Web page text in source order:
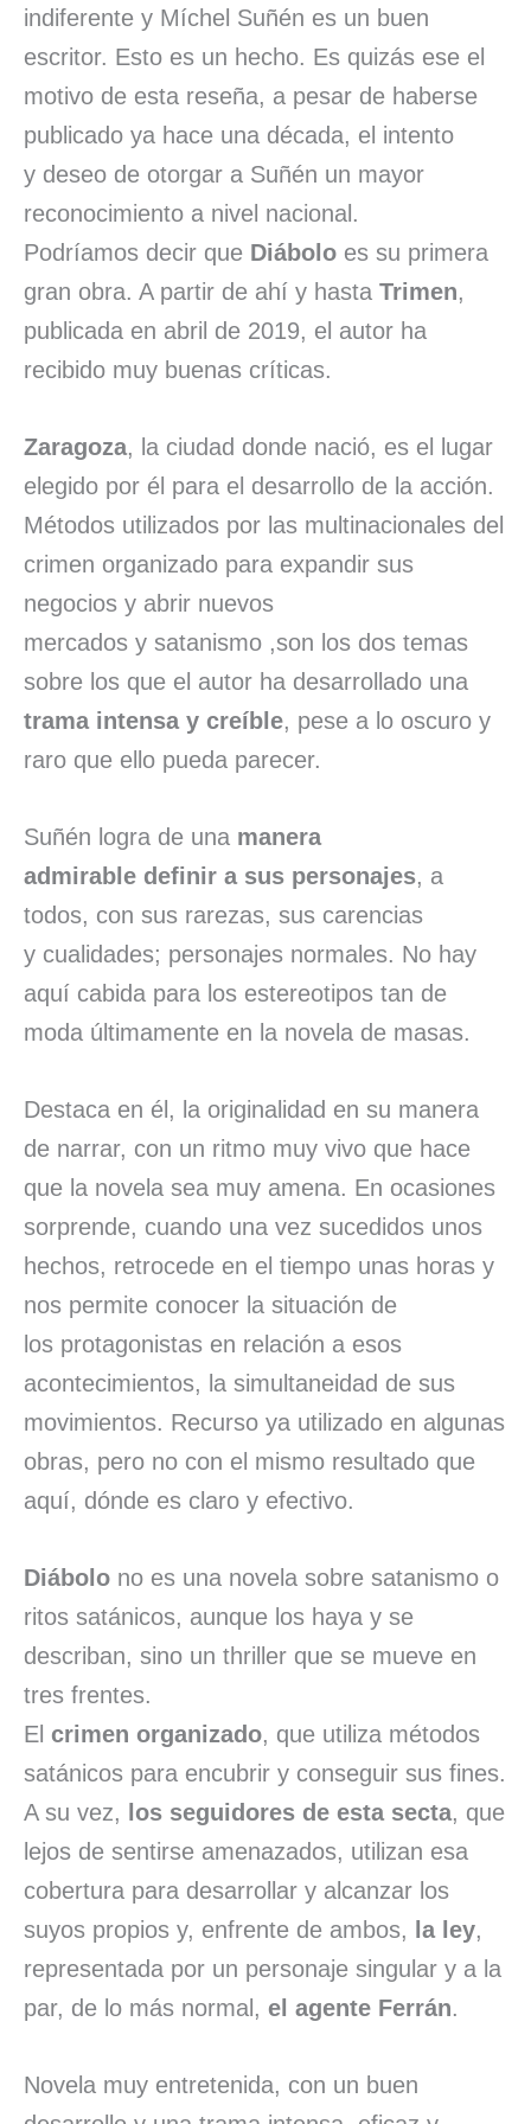
indiferente y Míchel Suñén es un buen
escritor. Esto es un hecho. Es quizás ese el
motivo de esta reseña, a pesar de haberse
publicado ya hace una década, el intento
y deseo de otorgar a Suñén un mayor
reconocimiento a nivel nacional.
Podríamos decir que Diábolo es su primera
gran obra. A partir de ahí y hasta Trimen,
publicada en abril de 2019, el autor ha
recibido muy buenas críticas.
Zaragoza, la ciudad donde nació, es el lugar
elegido por él para el desarrollo de la acción.
Métodos utilizados por las multinacionales del
crimen organizado para expandir sus
negocios y abrir nuevos
mercados y satanismo ,son los dos temas
sobre los que el autor ha desarrollado una
trama intensa y creíble, pese a lo oscuro y
raro que ello pueda parecer.
Suñén logra de una manera
admirable definir a sus personajes, a
todos, con sus rarezas, sus carencias
y cualidades; personajes normales. No hay
aquí cabida para los estereotipos tan de
moda últimamente en la novela de masas.
Destaca en él, la originalidad en su manera
de narrar, con un ritmo muy vivo que hace
que la novela sea muy amena. En ocasiones
sorprende, cuando una vez sucedidos unos
hechos, retrocede en el tiempo unas horas y
nos permite conocer la situación de
los protagonistas en relación a esos
acontecimientos, la simultaneidad de sus
movimientos. Recurso ya utilizado en algunas
obras, pero no con el mismo resultado que
aquí, dónde es claro y efectivo.
Diábolo no es una novela sobre satanismo o
ritos satánicos, aunque los haya y se
describan, sino un thriller que se mueve en
tres frentes.
El crimen organizado, que utiliza métodos
satánicos para encubrir y conseguir sus fines.
A su vez,
los seguidores de esta secta, que
lejos de sentirse amenazados, utilizan esa
cobertura para desarrollar y alcanzar los
suyos propios y, enfrente de ambos,
la ley,
representada por un personaje singular y a la
par, de lo más normal, el agente Ferrán.
Novela muy entretenida, con un buen